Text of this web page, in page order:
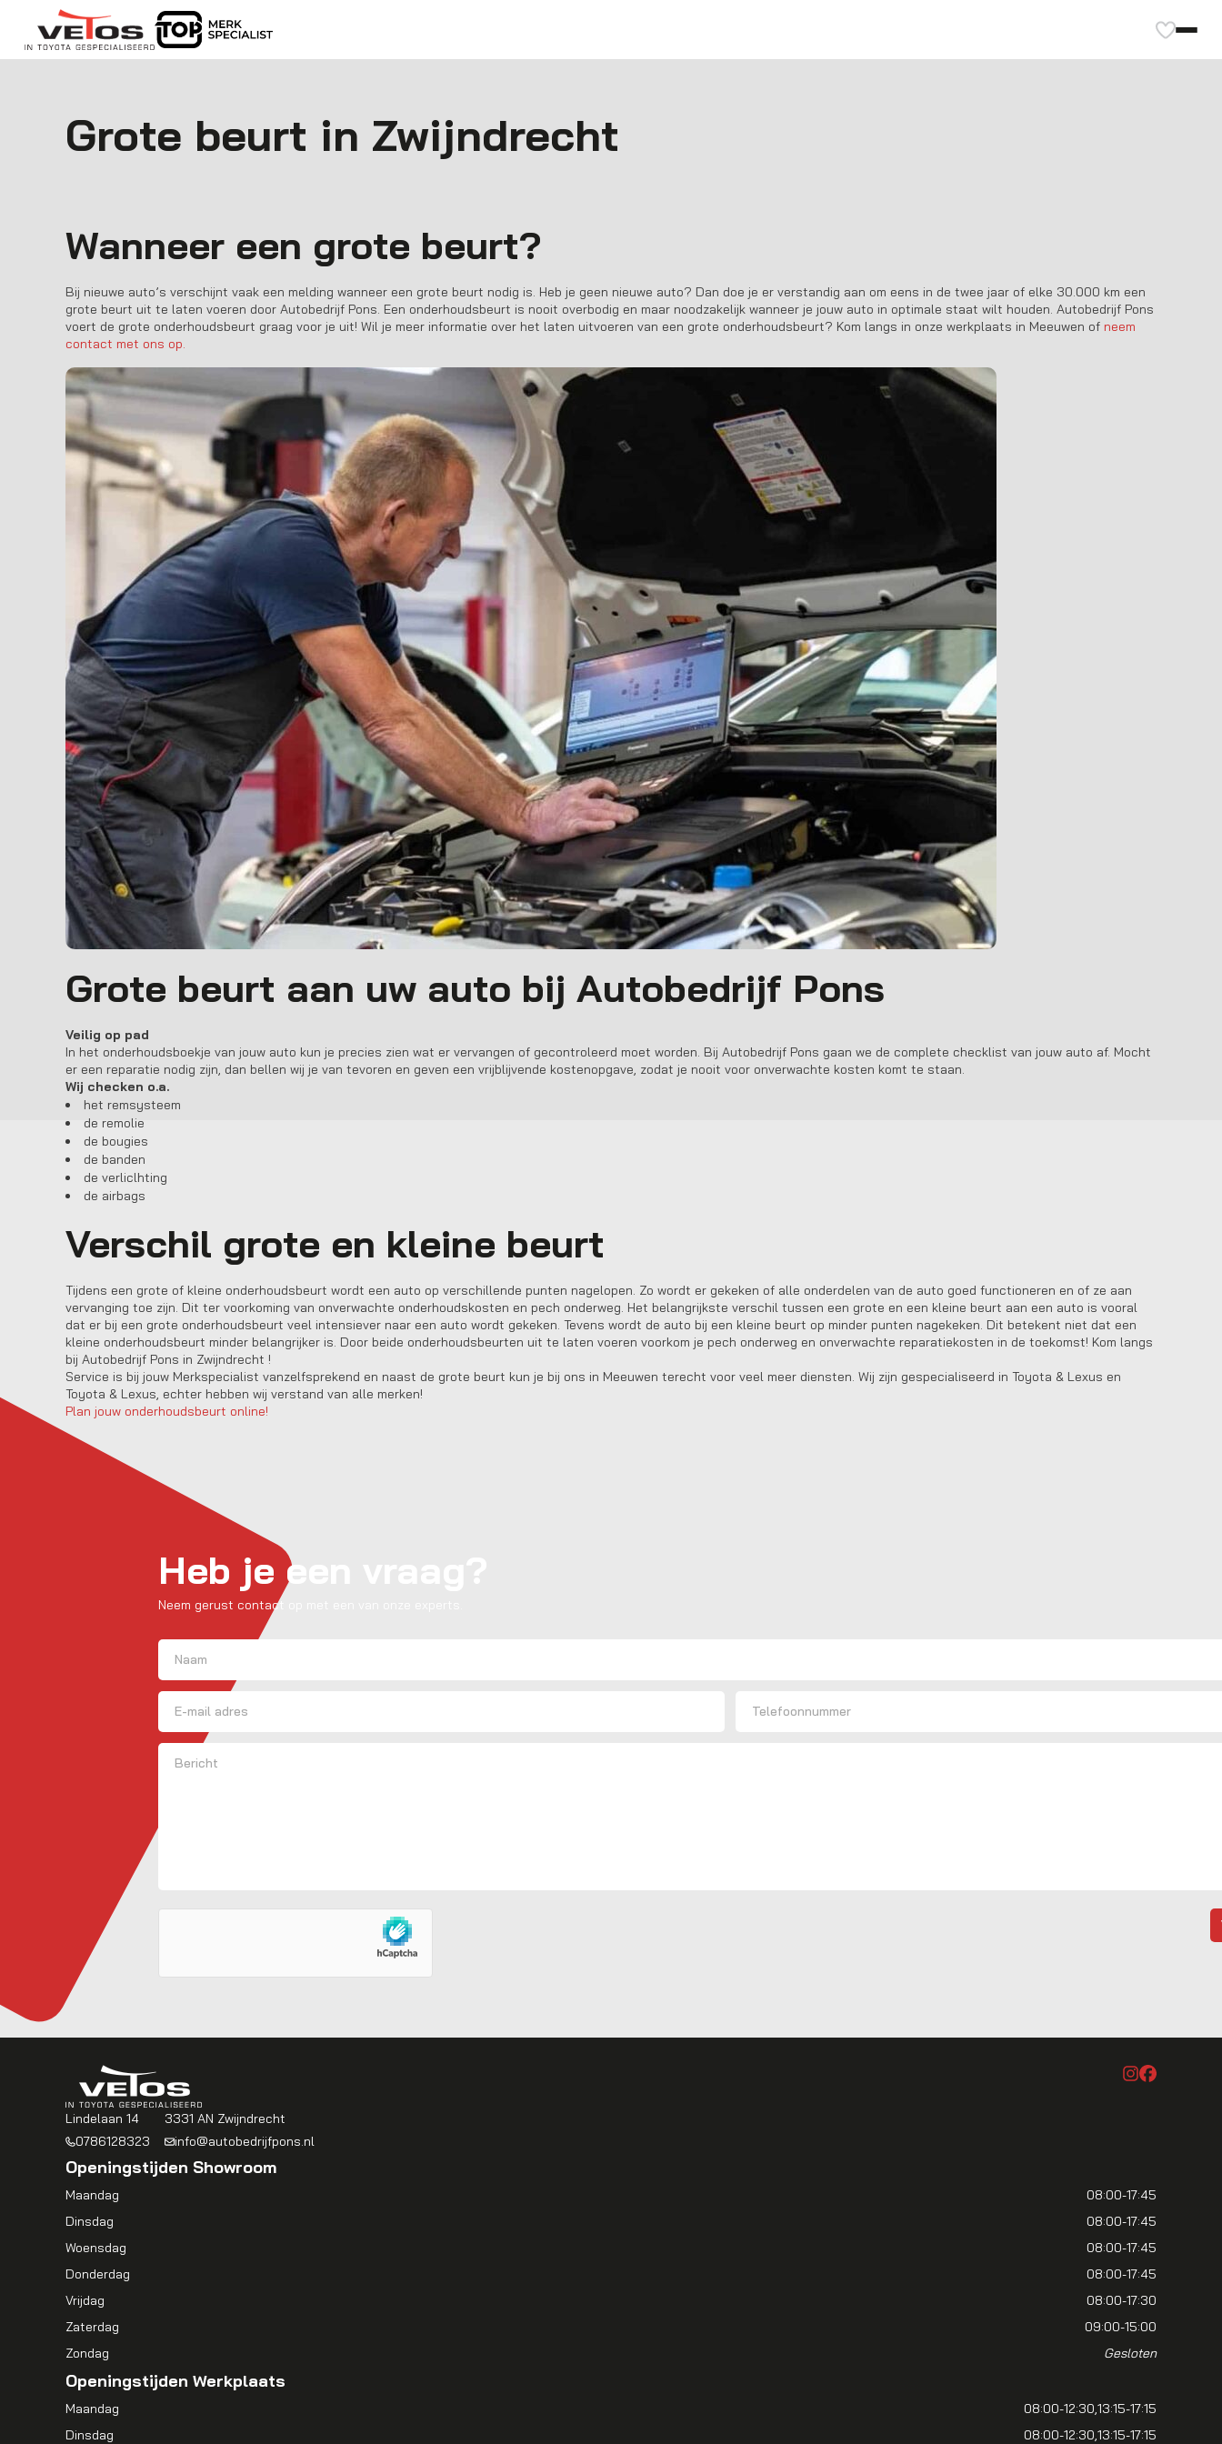
Grote beurt in Zwijndrecht
Wanneer een grote beurt?
Bij nieuwe auto’s verschijnt vaak een melding wanneer een grote beurt nodig is. Heb je geen nieuwe auto? Dan doe je er verstandig aan om eens in de twee jaar of elke 30.000 km een
grote beurt uit te laten voeren door Autobedrijf Pons. Een onderhoudsbeurt is nooit overbodig en maar noodzakelijk wanneer je jouw auto in optimale staat wilt houden. Autobedrijf Pons
voert de grote onderhoudsbeurt graag voor je uit! Wil je meer informatie over het laten uitvoeren van een grote onderhoudsbeurt? Kom langs in onze werkplaats in Meeuwen of neem
contact met ons op.
Grote beurt aan uw auto bij Autobedrijf Pons
Veilig op pad
In het onderhoudsboekje van jouw auto kun je precies zien wat er vervangen of gecontroleerd moet worden. Bij Autobedrijf Pons gaan we de complete checklist van jouw auto af. Mocht
er een reparatie nodig zijn, dan bellen wij je van tevoren en geven een vrijblijvende kostenopgave, zodat je nooit voor onverwachte kosten komt te staan.
Wij checken o.a.
het remsysteem
de remolie
de bougies
de banden
de verliclhting
de airbags
Verschil grote en kleine beurt
Tijdens een grote of kleine onderhoudsbeurt wordt een auto op verschillende punten nagelopen. Zo wordt er gekeken of alle onderdelen van de auto goed functioneren en of ze aan
vervanging toe zijn. Dit ter voorkoming van onverwachte onderhoudskosten en pech onderweg. Het belangrijkste verschil tussen een grote en een kleine beurt aan een auto is vooral
dat er bij een grote onderhoudsbeurt veel intensiever naar een auto wordt gekeken. Tevens wordt de auto bij een kleine beurt op minder punten nagekeken. Dit betekent niet dat een
kleine onderhoudsbeurt minder belangrijker is. Door beide onderhoudsbeurten uit te laten voeren voorkom je pech onderweg en onverwachte reparatiekosten in de toekomst! Kom langs
bij Autobedrijf Pons in Zwijndrecht !
Service is bij jouw Merkspecialist vanzelfsprekend en naast de grote beurt kun je bij ons in Meeuwen terecht voor veel meer diensten. Wij zijn gespecialiseerd in Toyota & Lexus en
Toyota & Lexus, echter hebben wij verstand van alle merken!
Plan jouw onderhoudsbeurt online!
Heb je een vraag?
Neem gerust contact op met een van onze experts.
Naam
Voornaam
E-mailadres
Bericht
Lindelaan 14
3331 AN Zwijndrecht
0786128323
info@autobedrijfpons.nl
Openingstijden Showroom
Maandag
08:00-17:45
Dinsdag
08:00-17:45
Woensdag
08:00-17:45
Donderdag
08:00-17:45
Vrijdag
08:00-17:30
Zaterdag
09:00-15:00
Zondag
Gesloten
Openingstijden Werkplaats
Maandag 08:00-12:30 13:15-17:15
Dinsdag
08:00-12:30 13:15-17:15